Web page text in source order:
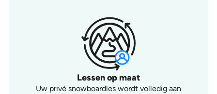
Lessen op maat
Uw privé snowboardles wordt volledig aan